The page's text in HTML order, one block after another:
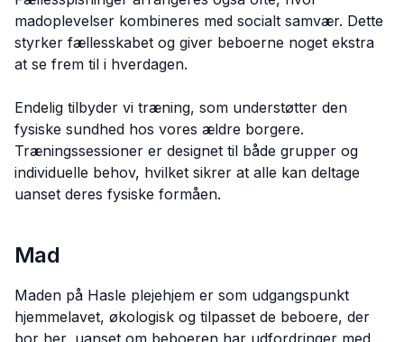
madoplevelser kombineres med socialt samvær. Dette
styrker fællesskabet og giver beboerne noget ekstra
at se frem til i hverdagen.
Endelig tilbyder vi træning, som understøtter den
fysiske sundhed hos vores ældre borgere.
Træningssessioner er designet til både grupper og
individuelle behov, hvilket sikrer at alle kan deltage
uanset deres fysiske formåen.
Mad
Maden på Hasle plejehjem er som udgangspunkt
hjemmelavet, økologisk og tilpasset de beboere, der
bor her, uanset om beboeren har udfordringer med